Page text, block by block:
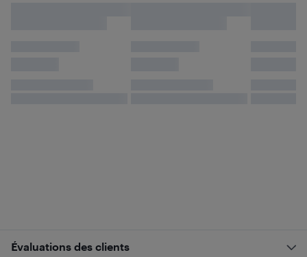
Évaluations des clients